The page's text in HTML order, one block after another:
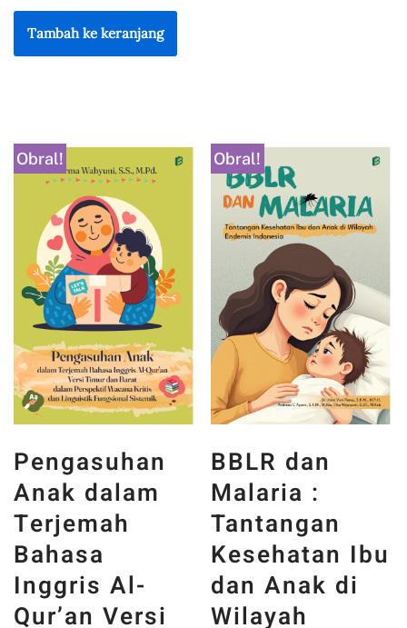
Tambah ke keranjang
Obral!
Pengasuhan
Anak dalam
Terjemah
Bahasa
Inggris Al-
Qur’an Versi
Obral!
BBLR dan
Malaria :
Tantangan
Kesehatan Ibu
dan Anak di
Wilayah